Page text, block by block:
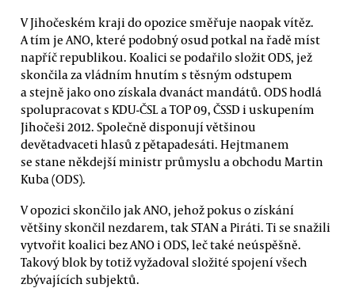
V Jihočeském kraji do opozice směřuje naopak vítěz.
A tím je ANO, které podobný osud potkal na řadě míst
napříč republikou. Koalici se podařilo složit ODS, jež
skončila za vládním hnutím s těsným odstupem
a stejně jako ono získala dvanáct mandátů. ODS hodlá
spolupracovat s KDU-ČSL a TOP 09, ČSSD i uskupením
Jihočeši 2012. Společně disponují většinou
devětadvaceti hlasů z pětapadesáti. Hejtmanem
se stane někdejší ministr průmyslu a obchodu Martin
Kuba (ODS).
V opozici skončilo jak ANO, jehož pokus o získání
většiny skončil nezdarem, tak STAN a Piráti. Ti se snažili
vytvořit koalici bez ANO i ODS, leč také neúspěšně.
Takový blok by totiž vyžadoval složité spojení všech
zbývajících subjektů.